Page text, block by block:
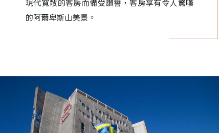
現代寬敞的客房而備受讚譽，客房享有令人驚嘆
的阿爾卑斯山美景。